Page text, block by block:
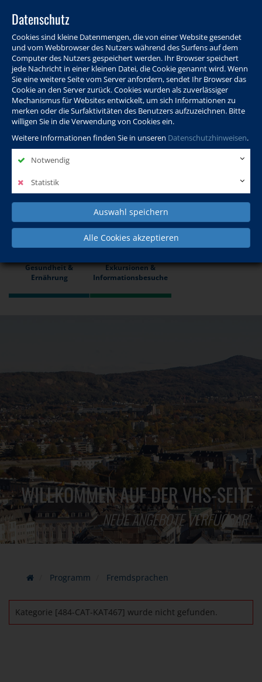
Datenschutz
Cookies sind kleine Datenmengen, die von einer Website gesendet
und vom Webbrowser des Nutzers während des Surfens auf dem
Computer des Nutzers gespeichert werden. Ihr Browser speichert
jede Nachricht in einer kleinen Datei, die Cookie genannt wird. Wenn
Sie eine weitere Seite vom Server anfordern, sendet Ihr Browser das
Cookie an den Server zurück. Cookies wurden als zuverlässiger
Mechanismus für Websites entwickelt, um sich Informationen zu
merken oder die Surfaktivitäten des Benutzers aufzuzeichnen. Bitte
willigen Sie in die Verwendung von Cookies ein.
Weitere Informationen finden Sie in unseren Datenschutzhinweisen.
Notwendig
Statistik
Auswahl speichern
Alle Cookies akzeptieren
Programm Info & Service Aktuelles Warenkorb Login
Ansprechpersonen Kontakt Sitemap
Politik, Wissenschaft &
Internationales
Beruf, IT & Digitales
Gesundheit &
Ernährung
Exkursionen &
Informationsbesuche
WILLKOMMEN AUF DER VHS-SEITE
NEUE ANGEBOTE VERFÜGBAR!
Programm Fremdsprachen
Kategorie [484-CAT-KAT467] wurde nicht gefunden.